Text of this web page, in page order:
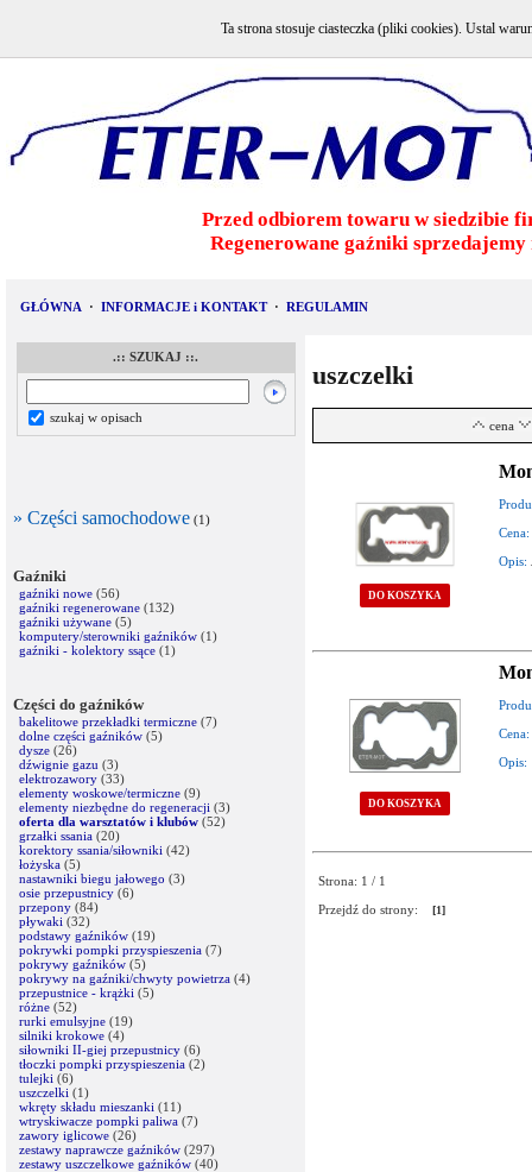
Przed odbiorem towaru w siedzibie
Regenerowane gaźniki
GŁÓWNA · INFORMACJE i KONTAKT · REGULAMIN
.:: SZUKAJ ::.
szukaj w opisach
» Części samochodowe (1)
Gaźniki
gaźniki nowe (56)
gaźniki regenerowane (132)
gaźniki używane (5)
komputery/sterowniki gaźników (1)
gaźniki - kolektory ssące (1)
Części do gaźników
bakelitowe przekładki termiczne (7)
dolne części gaźników (5)
dysze (26)
dźwignie gazu (3)
elektrozawory (33)
elementy woskowe/termiczne (9)
elementy niezbędne do regeneracji (3)
oferta dla warsztatów i klubów (52)
grzałki ssania (20)
korektory ssania/siłowniki (42)
łożyska (5)
nastawniki biegu jałowego (3)
osie przepustnicy (6)
przepony (84)
pływaki (32)
podstawy gaźników (19)
pokrywki pompki przyspieszenia (7)
pokrywy gaźników (5)
pokrywy na gaźniki/chwyty powietrza (4)
przepustnice - krążki (5)
różne (52)
rurki emulsyjne (19)
silniki krokowe (4)
siłowniki II-giej przepustnicy (6)
tłoczki pompki przyspieszenia (2)
tulejki (6)
uszczelki (1)
wkręty składu mieszanki (11)
wtryskiwacze pompki paliwa (7)
zawory iglicowe (26)
zestawy naprawcze gaźników (297)
zestawy uszczelkowe gaźników (40)
uszczelki
cena
DO KOSZYKA
Cena:
Opis:
DO KOSZYKA
Cena:
Opis:
Strona: 1 / 1
Przejdź do strony:
[1]
Ta strona stosuje ciasteczka (pliki cookies). Ustal